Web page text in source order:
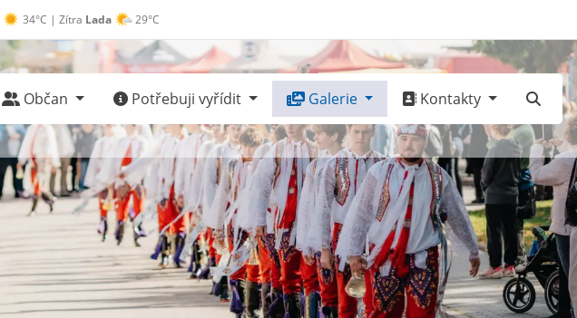
34°C | Zítra Lada 29°C
Občan Potřebuji vyřídit Galerie Kontakty